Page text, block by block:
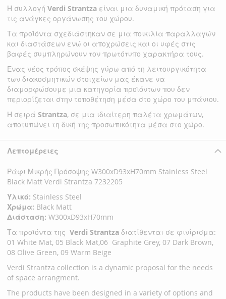
Η συλλογή Verdi Strantza είναι μια δυναμική πρόταση για
τις ανάγκες οργάνωσης του χώρου.
Τα προϊόντα σχεδιάστηκαν σε μια ποικιλία παραλλαγών
και διαστάσεων ενώ οι αποχρώσεις και οι υφές στις
βαφές συμπληρώνουν τον πρωτότυπο χαρακτήρα τους.
Ένας νέος τρόπος σκέψης γύρω από τη λειτουργικότητα
των διακοσμητικών στοιχείων μας έκανε να
διαμορφώσουμε μια κατηγορία προϊόντων που δεν
περιορίζεται στην τοποθέτηση μέσα στο χώρο του μπάνιου.
Η σειρά Strantza, σε μια ιδιαίτερη παλέτα χρωμάτων,
αποτυπώνει τη δική της προσωπικότητα μέσα στο χώρο.
Λεπτομέρειες
Ράφι Μικρής Πρόσοψης W300xD93xH70mm Stainless Steel
Black Matt Verdi Strantza 7232205
Υλικό: Stainless Steel
Χρώμα: Black Matt
Διάσταση: W300xD93xH70mm
Τα προϊόντα της Verdi Strantza διατίθενται σε φινίρισμα:
01 White Mat, 05 Black Mat,06 Graphite Grey, 07 Dark Brown,
08 Olive Green, 09 Warm Beige
Verdi Strantza collection is a dynamic proposal for the needs
of space arrangment.
The products have been designed in a variety of options and